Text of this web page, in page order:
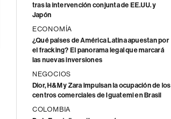
tras la intervención conjunta de EE.UU. y
Japón
ECONOMÍA
¿Qué países de América Latina apuestan por
el fracking? El panorama legal que marcará
las nuevas inversiones
NEGOCIOS
Dior, H&M y Zara impulsan la ocupación de los
centros comerciales de Iguatemi en Brasil
COLOMBIA